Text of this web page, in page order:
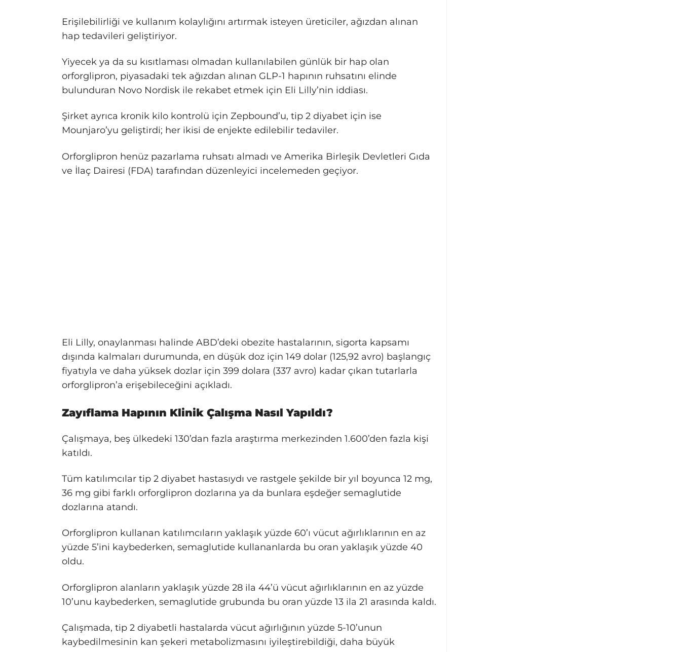
Erişilebilirliği ve kullanım kolaylığını artırmak isteyen üreticiler, ağızdan alınan
hap tedavileri geliştiriyor.
Yiyecek ya da su kısıtlaması olmadan kullanılabilen günlük bir hap olan
orforglipron, piyasadaki tek ağızdan alınan GLP-1 hapının ruhsatını elinde
bulunduran Novo Nordisk ile rekabet etmek için Eli Lilly’nin iddiası.
Şirket ayrıca kronik kilo kontrolü için Zepbound’u, tip 2 diyabet için ise
Mounjaro’yu geliştirdi; her ikisi de enjekte edilebilir tedaviler.
Orforglipron henüz pazarlama ruhsatı almadı ve Amerika Birleşik Devletleri Gıda
ve İlaç Dairesi (FDA) tarafından düzenleyici incelemeden geçiyor.
Eli Lilly, onaylanması halinde ABD’deki obezite hastalarının, sigorta kapsamı
dışında kalmaları durumunda, en düşük doz için 149 dolar (125,92 avro) başlangıç
fiyatıyla ve daha yüksek dozlar için 399 dolara (337 avro) kadar çıkan tutarlarla
orforglipron’a erişebileceğini açıkladı.
Zayıflama Hapının Klinik Çalışma Nasıl Yapıldı?
Çalışmaya, beş ülkedeki 130’dan fazla araştırma merkezinden 1.600’den fazla kişi
katıldı.
Tüm katılımcılar tip 2 diyabet hastasıydı ve rastgele şekilde bir yıl boyunca 12 mg,
36 mg gibi farklı orforglipron dozlarına ya da bunlara eşdeğer semaglutide
dozlarına atandı.
Orforglipron kullanan katılımcıların yaklaşık yüzde 60’ı vücut ağırlıklarının en az
yüzde 5’ini kaybederken, semaglutide kullananlarda bu oran yaklaşık yüzde 40
oldu.
Orforglipron alanların yaklaşık yüzde 28 ila 44’ü vücut ağırlıklarının en az yüzde
10’unu kaybederken, semaglutide grubunda bu oran yüzde 13 ila 21 arasında kaldı.
Çalışmada, tip 2 diyabetli hastalarda vücut ağırlığının yüzde 5-10’unun
kaybedilmesinin kan şekeri metabolizmasını iyileştirebildiği, daha büyük